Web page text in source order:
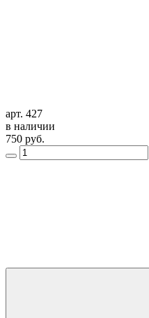
арт. 427
в наличии
750 руб.